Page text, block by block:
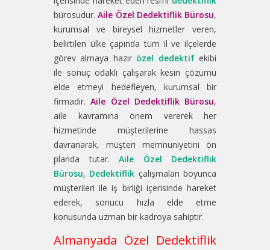
bürosudur.Aile Özel Dedektiflik Bürosu,
kurumsal ve bireysel hizmetler veren,
belirtilen ülke çapında tüm il ve ilçelerde
görev almaya hazır özel dedektifekibi
ile sonuç odaklı çalışarak kesin çözümü
elde etmeyi hedefleyen, kurumsal bir
firmadır.Aile Özel Dedektiflik Bürosu,
aile kavramına önem vererek her
hizmetinde müşterilerine hassas
davranarak, müşteri memnuniyetini ön
planda tutar. Aile Özel Dedektiflik
Bürosu, Dedektiflik çalışmaları boyunca
müşterileri ile iş birliği içerisinde hareket
ederek, sonucu hızla elde etme
konusunda uzman bir kadroya sahiptir.
Almanyada Özel Dedektiflik